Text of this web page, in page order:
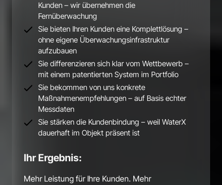
Kunden – wir übernehmen die
Fernüberwachung
Sie bieten Ihren Kunden eine Komplettlösung –
ohne eigene Überwachungsinfrastruktur
aufzubauen
Sie differenzieren sich klar vom Wettbewerb –
mit einem patentierten System im Portfolio
Sie bekommen von uns konkrete
Maßnahmenempfehlungen – auf Basis echter
Messdaten
Sie stärken die Kundenbindung – weil WaterX
dauerhaft im Objekt präsent ist
Ihr Ergebnis:
Mehr Leistung für Ihre Kunden.
Mehr